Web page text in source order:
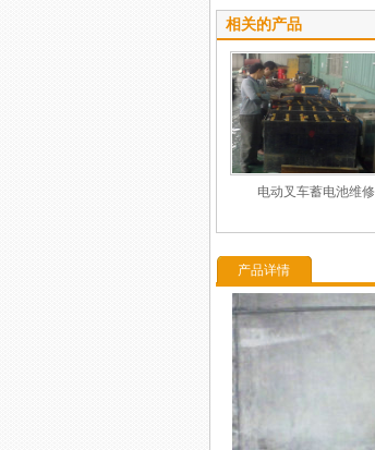
相关的产品
电动叉车蓄电池维修
产品详情